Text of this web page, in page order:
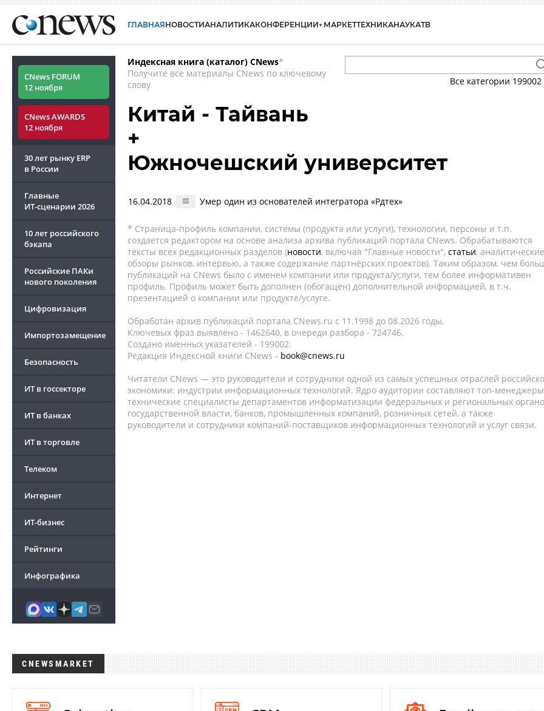
ГЛАВНАЯНОВОСТИАНАЛИТИКАКОНФЕРЕНЦИИ МАРКЕТТЕХНИКАНАУКАТВ
CNews FORUM
12 ноября
CNews AWARDS
12 ноября
30 лет рынку ERP
в России
Главные
ИТ-сценарии 2026
10 лет российского
бэкапа
Российские ПАКи
нового поколения
Цифровизация
Импортозамещение
Безопасность
ИТ в госсекторе
ИТ в банках
ИТ в торговле
Телеком
Интернет
ИТ-бизнес
Рейтинги
Инфографика
Индексная книга (каталог) CNews*
Получите все материалы CNews по ключевому
слову
Все категории 199002
Китай - Тайвань
+
Южночешский университет
16.04.2018 Умер один из основателей интегратора «Рдтех»
* Страница-профиль компании, системы (продукта или услуги), технологии, персоны и т.п.
создается редактором на основе анализа архива публикаций портала CNews. Обрабатываются
тексты всех редакционных разделов (новости, включая "Главные новости", статьи, аналитические
обзоры рынков, интервью, а также содержание партнёрских проектов). Таким образом, чем
публикаций на CNews было с именем компании или продукта/услуги, тем более информативен
профиль. Профиль может быть дополнен (обогащен) дополнительной информацией, в т.ч.
презентацией о компании или продукте/услуге.
Обработан архив публикаций портала CNews.ru c 11.1998 до 08.2026 годы.
Ключевых фраз выявлено - 1462640, в очереди разбора - 724746.
Создано именных указателей - 199002.
Редакция Индексной книги CNews - book@cnews.ru
Читатели CNews — это руководители и сотрудники одной из самых успешных отраслей
экономики: индустрии информационных технологий. Ядро аудитории составляют топ-
технические специалисты департаментов информатизации федеральных и региональных
государственной власти, банков, промышленных компаний, розничных сетей, а также
руководители и сотрудники компаний-поставщиков информационных технологий и услуг связи.
CNEWSMARKET